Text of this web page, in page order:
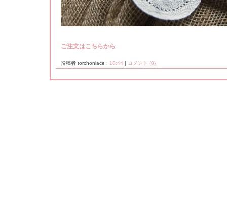
ご注文はこちらから
投稿者 torchonlace : 18:44 | コメント (0)